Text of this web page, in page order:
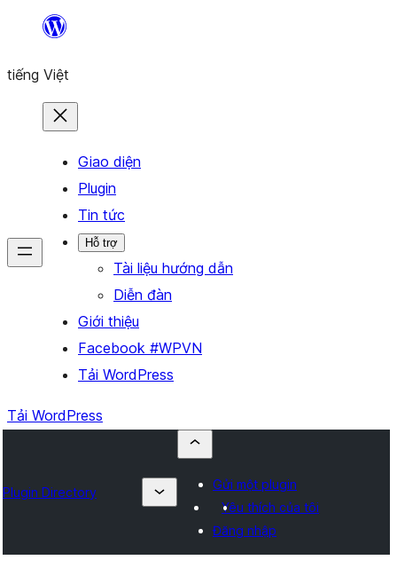
Chuyển
phần
tiếng Việt
Giao diện
Plugin
Tin tức
Hỗ trợ
Tài liệu hướng dẫn
Diễn đàn
Giới thiệu
Facebook #WPVN
Tải WordPress
Tải WordPress
Plugin Directory
Gửi một plugin
Yêu thích của tôi
Đăng nhập